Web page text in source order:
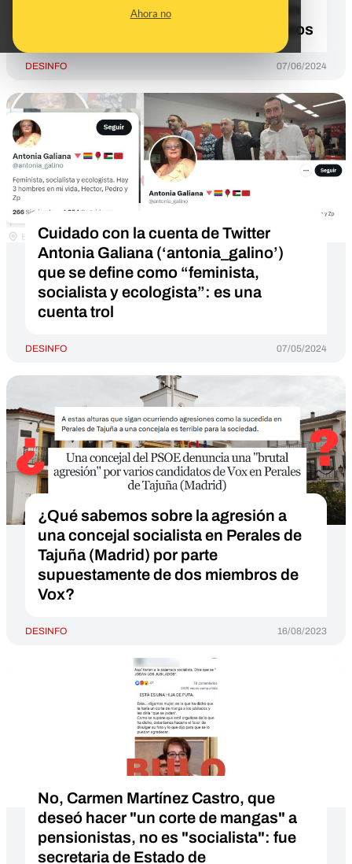
Ahora no
de junio: los contenidos se basan en
los nombres de 4 de los 96 candidatos
DESINFO 07/06/2024
Cuidado con la cuenta de Twitter
Antonia Galiana (‘antonia_galino’)
que se define como “feminista,
socialista y ecologista”: es una
cuenta trol
DESINFO 07/05/2024
¿Qué sabemos sobre la agresión a
una concejal socialista en Perales de
Tajuña (Madrid) por parte
supuestamente de dos miembros de
Vox?
DESINFO 16/08/2023
No, Carmen Martínez Castro, que
deseó hacer "un corte de mangas" a
pensionistas, no es "socialista": fue
secretaria de Estado de